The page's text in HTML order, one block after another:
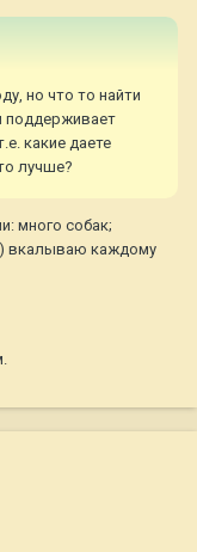
но что то найти
поддерживает
какие даете
лучше?
много собак;
вкалываю каждому